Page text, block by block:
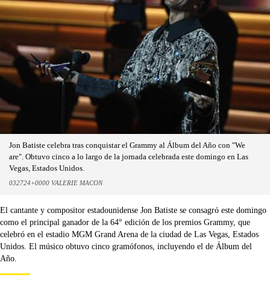
Jon Batiste celebra tras conquistar el Grammy al Álbum del Año con "We
are". Obtuvo cinco a lo largo de la jornada celebrada este domingo en Las
Vegas, Estados Unidos.
032724+0000 VALERIE MACON
El cantante y compositor estadounidense Jon Batiste se consagró este domingo
como el principal ganador de la 64° edición de los premios Grammy, que
celebró en el estadio MGM Grand Arena de la ciudad de Las Vegas, Estados
Unidos. El músico obtuvo cinco gramófonos, incluyendo el de Álbum del
Año.